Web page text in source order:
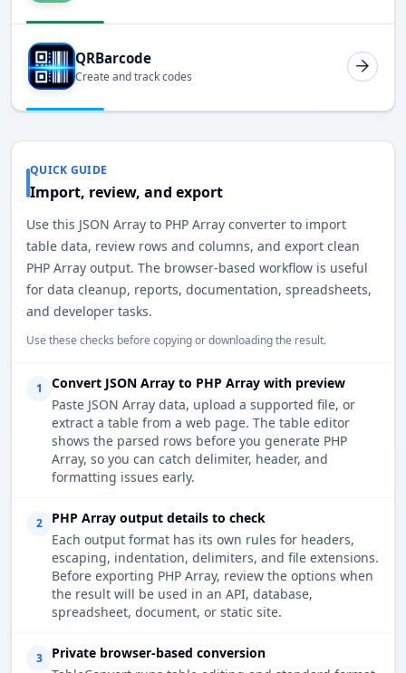
QRBarcode
Create and track codes
QUICK GUIDE
Import, review, and export
Use this JSON Array to PHP Array converter to import
table data, review rows and columns, and export clean
PHP Array output. The browser-based workflow is useful
for data cleanup, reports, documentation, spreadsheets,
and developer tasks.
Use these checks before copying or downloading the result.
1
Convert JSON Array to PHP Array with preview
Paste JSON Array data, upload a supported file, or
extract a table from a web page. The table editor
shows the parsed rows before you generate PHP
Array, so you can catch delimiter, header, and
formatting issues early.
2
PHP Array output details to check
Each output format has its own rules for headers,
escaping, indentation, delimiters, and file extensions.
Before exporting PHP Array, review the options when
the result will be used in an API, database,
spreadsheet, document, or static site.
3
Private browser-based conversion